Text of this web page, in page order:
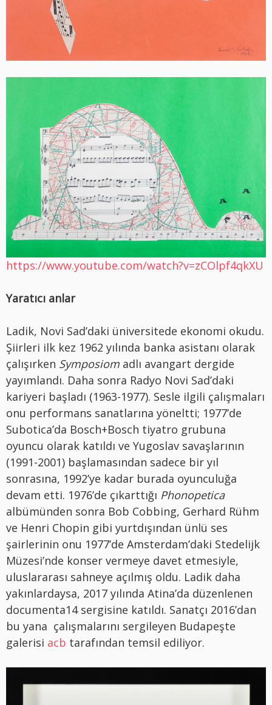
https://www.youtube.com/watch?v=zCOlpf4qkXU
Yaratıcı anlar
Ladik, Novi Sad’daki üniversitede ekonomi okudu.
Şiirleri ilk kez 1962 yılında banka asistanı olarak
çalışırken Symposiom adlı avangart dergide
yayımlandı. Daha sonra Radyo Novi Sad’daki
kariyeri başladı (1963-1977). ​​Sesle ilgili çalışmaları
onu performans sanatlarına yöneltti; 1977’de
Subotica’da Bosch+Bosch tiyatro grubuna
oyuncu olarak katıldı ve Yugoslav savaşlarının
(1991-2001) başlamasından sadece bir yıl
sonrasına, 1992’ye kadar burada oyunculuğa
devam etti. 1976’de çıkarttığı Phonopetica
albümünden sonra Bob Cobbing, Gerhard Rühm
ve Henri Chopin gibi yurtdışından ünlü ses
şairlerinin onu 1977’de Amsterdam’daki Stedelijk
Müzesi’nde konser vermeye davet etmesiyle,
uluslararası sahneye açılmış oldu. Ladik daha
yakınlardaysa, 2017 yılında Atina’da düzenlenen
documenta14 sergisine katıldı. Sanatçı 2016’dan
bu yana çalışmalarını sergileyen Budapeşte
galerisi acb tarafından temsil ediliyor.